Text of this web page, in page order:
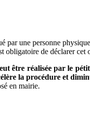
par une personne
obligatoire de déclarer
être réalisée par le
la procédure et
en mairie.